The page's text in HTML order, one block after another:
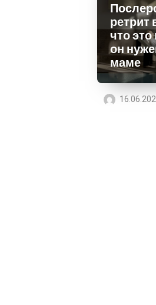
ретрит
что это
он
маме